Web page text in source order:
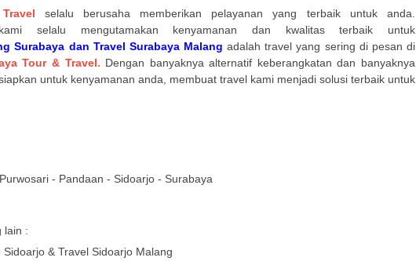
selalu berusaha memberikan pelayanan yang terbaik untuk anda.
selalu mengutamakan kenyamanan dan kwalitas terbaik untuk
Surabaya dan Travel Surabaya Malangadalah travel yang sering di pesan di
Tour & Travel. Dengan banyaknya alternatif keberangkatan dan banyaknya
untuk kenyamanan anda, membuat travel kami menjadi solusi terbaik untuk
- Pandaan - Sidoarjo - Surabaya
lain :
& Travel Sidoarjo Malang